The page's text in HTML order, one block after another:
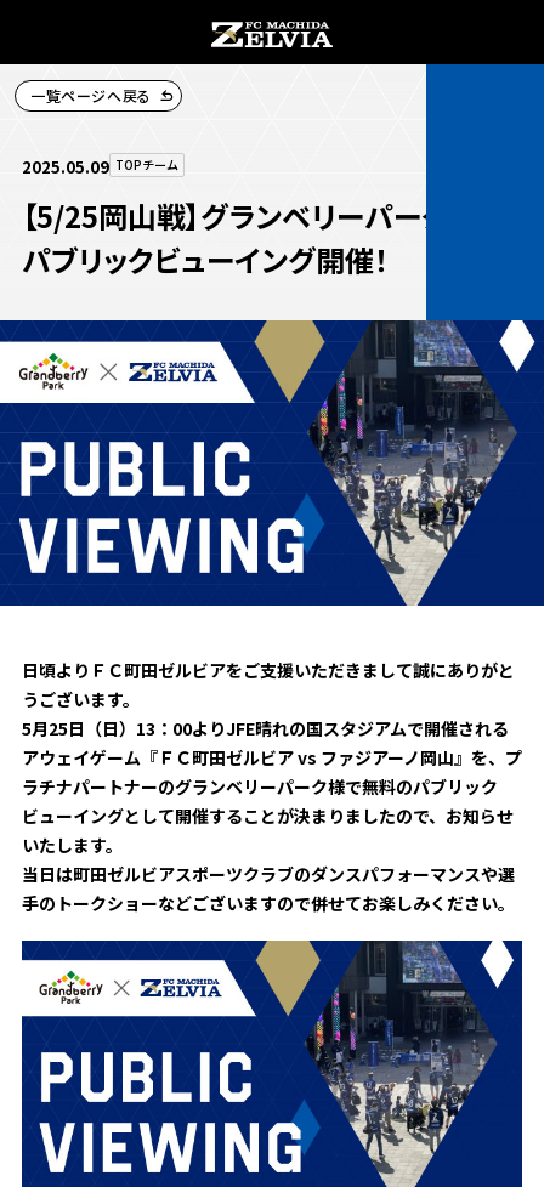
お知らせトップ
試合情報
チケット
イベント
グッズ
メディア
ホームタウン活動
アカデミー
スクール
その他
試合情報
試合情報トップ
試合日程・結果
観戦する
観戦するトップ
チケットを買う
チケット購入手順
チケット販売スケジュール
️スタジアムを知る
スタジアムアクセス
スタジアムマップ
観戦方法を知る
スタジアム観戦ガイド
観戦マナー＆ルール
ビジターサポーターの皆様へ
車イスでの観戦
クラブを知る
ＦＣ町田ゼルビアについて
選手・スタッフ紹介
ファンになるトップ
ファンクラブ
クラブゼルビスタへの入会
シーズンシート
トレーニングの見学・ファンサービス
ＦＣ町田ゼルビアカレンダー
三輪緑山ベースを利用
グッズを買う
グッズを買うトップ
オンラインストア
ホームタウン
ホームタウントップ
ゼルビアアシスト募集
ゼルビアアシスト協賛企業一覧
ゼルナビ
ＦＣ町田ゼルビアスポーツクラブ
パートナートップ
パートナー企業一覧
お問い合わせ利用規約肖像権・ロゴについてプライバシ
FOLLOW
一覧ページへ戻る
2025.05.09 TOPチーム
【5/25岡山戦】グランベリーパークにて
パブリックビューイング開催！
日頃よりＦＣ町田ゼルビアをご支援いただきまして誠にありがと
うございます。
5月25日（日）13：00よりJFE晴れの国スタジアムで開催される
アウェイゲーム『ＦＣ町田ゼルビア vs ファジアーノ岡山』を、プ
ラチナパートナーのグランベリーパーク様で無料のパブリック
ビューイングとして開催することが決まりましたので、お知らせ
いたします。
当日は町田ゼルビアスポーツクラブのダンスパフォーマンスや選
手のトークショーなどございますので併せてお楽しみください。